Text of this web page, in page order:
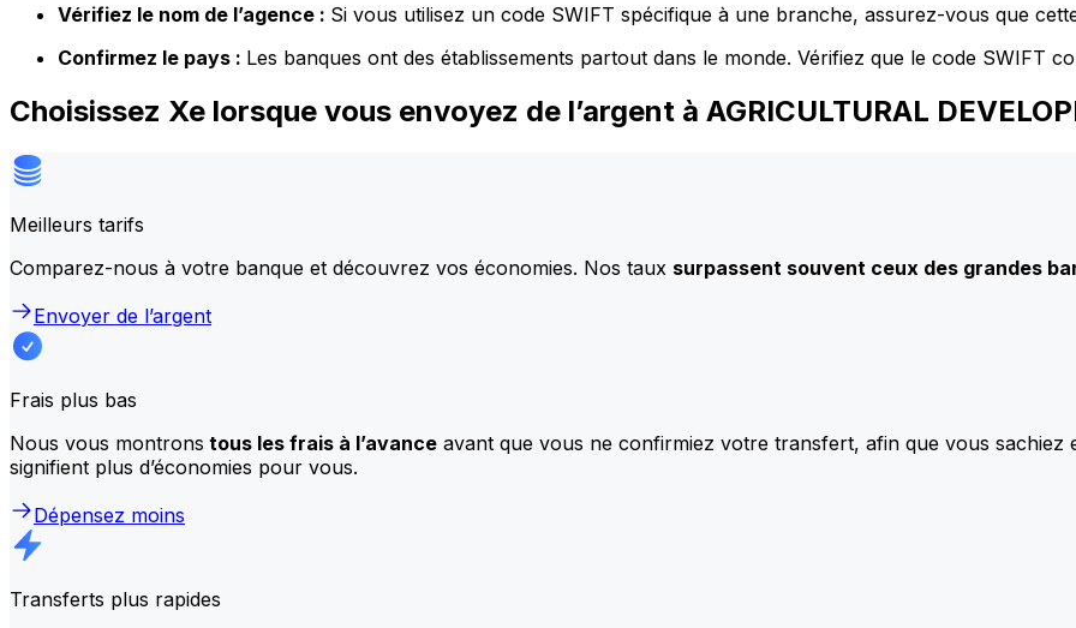
Vérifiez le nom de l’agence : Si vous utilisez un code SWIFT spécifique à une branche, assurez-vous que
Confirmez le pays : Les banques ont des établissements partout dans le monde. Vérifiez que le code SWIFT
Choisissez Xe lorsque vous envoyez de l’argent à AGRICULTURAL
Meilleurs tarifs
Comparez-nous à votre banque et découvrez vos économies. Nos taux surpassent souvent ceux des grandes
Envoyer de l’argent
Frais plus bas
Nous vous montrons tous les frais à l’avance avant que vous ne confirmiez votre transfert, afin que vous
signifient plus d’économies pour vous.
Dépensez moins
Transferts plus rapides